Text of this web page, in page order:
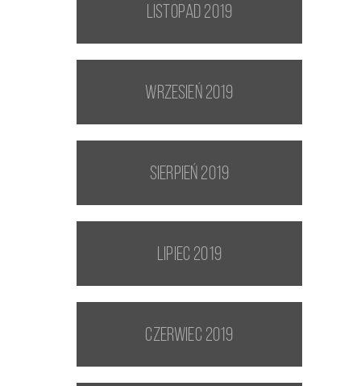
listopad 2019
wrzesień 2019
sierpień 2019
lipiec 2019
czerwiec 2019